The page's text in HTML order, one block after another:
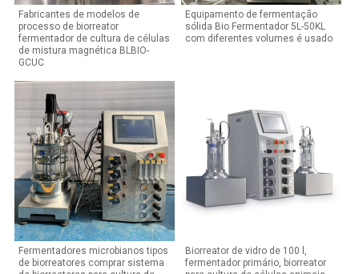
Fabricantes de modelos de
processo de biorreator
fermentador de cultura de células
de mistura magnética BLBIO-
GCUC
Equipamento de fermentação
sólida Bio Fermentador 5L-50KL
com diferentes volumes é usado
Fermentadores microbianos tipos
de biorreatores comprar sistema
Biorreator de vidro de 100 l,
fermentador primário, biorreator